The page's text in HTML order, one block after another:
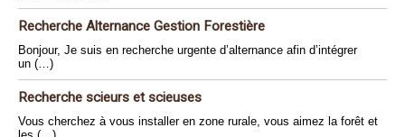
Recherche Alternance Gestion Forestière
Bonjour, Je suis en recherche urgente d’alternance afin d’intégrer
un (…)
Recherche scieurs et scieuses
Vous cherchez à vous installer en zone rurale, vous aimez la forêt et